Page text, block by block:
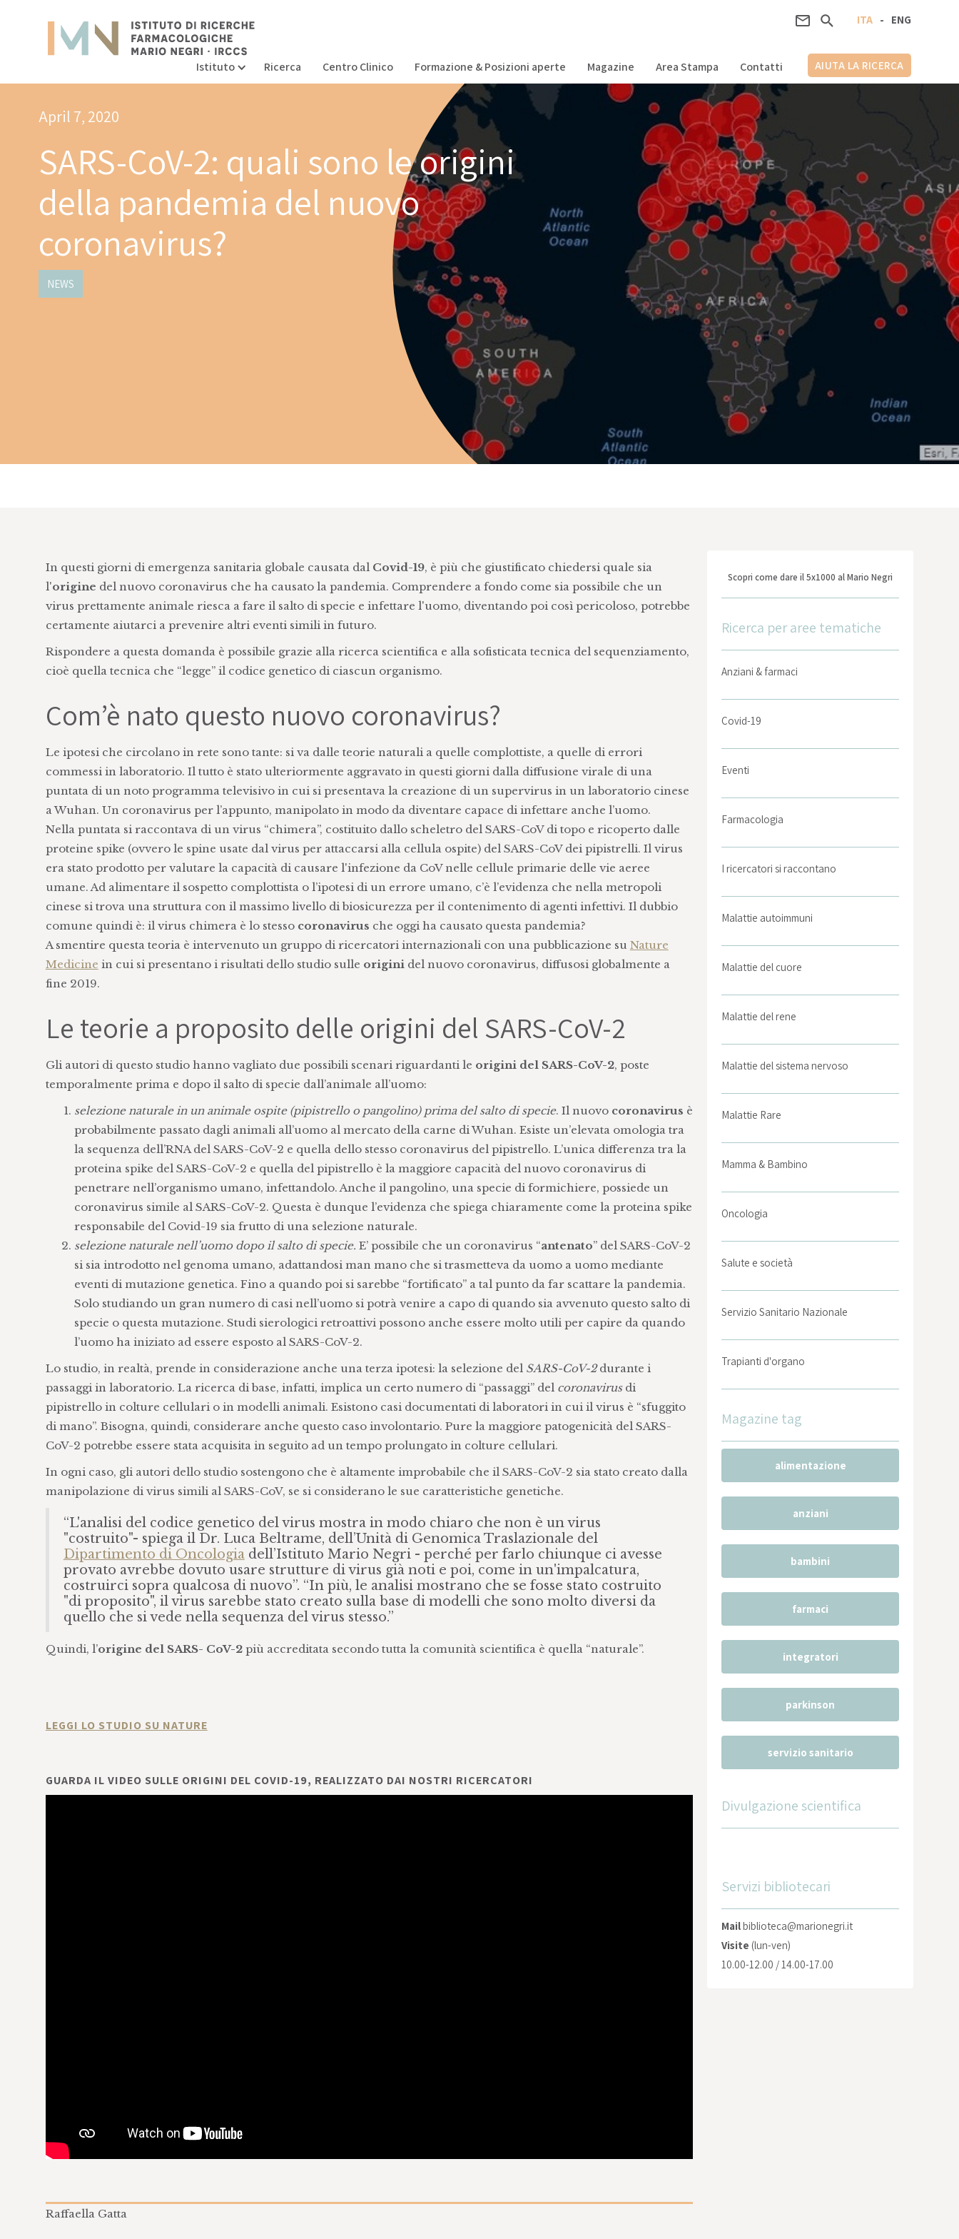
ENG
-
ITA
Istituto Ricerca Centro Clinico Formazione & Posizioni aperte Magazine Area Stampa Contatti AIUTA LA RICERCA
April 7, 2020
SARS-CoV-2: quali sono le origini
della pandemia del nuovo
coronavirus?
NEWS
In questi giorni di emergenza sanitaria globale causata dal Covid-19, è più che giustificato chiedersi quale sia
l'origine del nuovo coronavirus che ha causato la pandemia. Comprendere a fondo come sia possibile che un
virus prettamente animale riesca a fare il salto di specie e infettare l'uomo, diventando poi così pericoloso, potrebbe
certamente aiutarci a prevenire altri eventi simili in futuro.
Rispondere a questa domanda è possibile grazie alla ricerca scientifica e alla sofisticata tecnica del sequenziamento,
cioè quella tecnica che “legge” il codice genetico di ciascun organismo.
Com’è nato questo nuovo coronavirus?
Le ipotesi che circolano in rete sono tante: si va dalle teorie naturali a quelle complottiste, a quelle di errori
commessi in laboratorio. Il tutto è stato ulteriormente aggravato in questi giorni dalla diffusione virale di una
puntata di un noto programma televisivo in cui si presentava la creazione di un supervirus in un laboratorio cinese
a Wuhan. Un coronavirus per l’appunto, manipolato in modo da diventare capace di infettare anche l’uomo.
Nella puntata si raccontava di un virus “chimera”, costituito dallo scheletro del SARS-CoV di topo e ricoperto dalle
proteine spike (ovvero le spine usate dal virus per attaccarsi alla cellula ospite) del SARS-CoV dei pipistrelli. Il virus
era stato prodotto per valutare la capacità di causare l'infezione da CoV nelle cellule primarie delle vie aeree
umane. Ad alimentare il sospetto complottista o l’ipotesi di un errore umano, c’è l’evidenza che nella metropoli
cinese si trova una struttura con il massimo livello di biosicurezza per il contenimento di agenti infettivi. Il dubbio
comune quindi è: il virus chimera è lo stesso coronavirus che oggi ha causato questa pandemia?
A smentire questa teoria è intervenuto un gruppo di ricercatori internazionali con una pubblicazione su Nature
Medicine in cui si presentano i risultati dello studio sulle originidel nuovo coronavirus, diffusosi globalmente a
fine 2019.
Le teorie a proposito delle origini del SARS-CoV-2
Gli autori di questo studio hanno vagliato due possibili scenari riguardanti le origini del SARS-CoV-2, poste
temporalmente prima e dopo il salto di specie dall’animale all’uomo:
selezione naturale in un animale ospite (pipistrello o pangolino) prima del salto di specie. Il nuovo coronavirus è
probabilmente passato dagli animali all’uomo al mercato della carne di Wuhan. Esiste un’elevata omologia tra
la sequenza dell’RNA del SARS-CoV-2 e quella dello stesso coronavirus del pipistrello. L’unica differenza tra la
proteina spike del SARS-CoV-2 e quella del pipistrello è la maggiore capacità del nuovo coronavirus di
penetrare nell’organismo umano, infettandolo. Anche il pangolino, una specie di formichiere, possiede un
coronavirus simile al SARS-CoV-2. Questa è dunque l’evidenza che spiega chiaramente come la proteina spike
responsabile del Covid-19 sia frutto di una selezione naturale.
selezione naturale nell’uomo dopo il salto di specie. E’ possibile che un coronavirus “antenato” del SARS-CoV-2
si sia introdotto nel genoma umano, adattandosi man mano che si trasmetteva da uomo a uomo mediante
eventi di mutazione genetica. Fino a quando poi si sarebbe “fortificato” a tal punto da far scattare la pandemia.
Solo studiando un gran numero di casi nell’uomo si potrà venire a capo di quando sia avvenuto questo salto di
specie o questa mutazione. Studi sierologici retroattivi possono anche essere molto utili per capire da quando
l’uomo ha iniziato ad essere esposto al SARS-CoV-2.
Lo studio, in realtà, prende in considerazione anche una terza ipotesi: la selezione del SARS-CoV-2durante i
passaggi in laboratorio. La ricerca di base, infatti, implica un certo numero di “passaggi” del coronavirusdi
pipistrello in colture cellulari o in modelli animali. Esistono casi documentati di laboratori in cui il virus è “sfuggito
di mano”. Bisogna, quindi, considerare anche questo caso involontario. Pure la maggiore patogenicità del SARS-
CoV-2 potrebbe essere stata acquisita in seguito ad un tempo prolungato in colture cellulari.
In ogni caso, gli autori dello studio sostengono che è altamente improbabile che il SARS-CoV-2 sia stato creato dalla
manipolazione di virus simili al SARS-CoV, se si considerano le sue caratteristiche genetiche.
“L'analisi del codice genetico del virus mostra in modo chiaro che non è un virus
"costruito"- spiega il Dr. Luca Beltrame, dell’Unità di Genomica Traslazionale del
Dipartimento di Oncologiadell’Istituto Mario Negri - perché per farlo chiunque ci avesse
provato avrebbe dovuto usare strutture di virus già noti e poi, come in un'impalcatura,
costruirci sopra qualcosa di nuovo”. “In più, le analisi mostrano che se fosse stato costruito
"di proposito", il virus sarebbe stato creato sulla base di modelli che sono molto diversi da
quello che si vede nella sequenza del virus stesso.”
Quindi, l’origine del SARS- CoV-2più accreditata secondo tutta la comunità scientifica è quella “naturale”.
LEGGI LO STUDIO SU NATURE
GUARDA IL VIDEO SULLE ORIGINI DEL COVID-19, REALIZZATO DAI NOSTRI RICERCATORI
Raffaella Gatta
Scopri come dare il 5x1000 al Mario Negri
Ricerca per aree tematiche
Anziani & farmaci
Covid-19
Eventi
Farmacologia
I ricercatori si raccontano
Malattie autoimmuni
Malattie del cuore
Malattie del rene
Malattie del sistema nervoso
Malattie Rare
Mamma & Bambino
Oncologia
Salute e società
Servizio Sanitario Nazionale
Trapianti d'organo
Magazine tag
alimentazione
anziani
bambini
farmaci
integratori
parkinson
servizio sanitario
Divulgazione scientifica
Servizi bibliotecari
Mailbiblioteca@marionegri.it
Visite (lun-ven)
10.00-12.00 / 14.00-17.00